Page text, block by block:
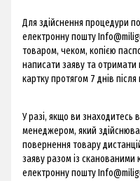
Для здійснення процедури
електронну пошту
товаром, чеком, копією
написати заяву та отримати
картку протягом 7 днів
У разі, якщо ви знаходитесь
менеджером, який
повернення товару
заяву разом із сканованими
електронну пошту